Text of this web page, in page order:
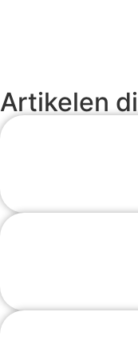
Artikelen